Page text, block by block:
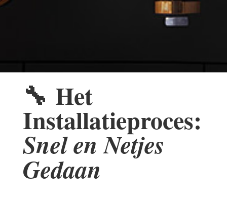
🔧 Het
Installatieproces:
Snel en Netjes
Gedaan